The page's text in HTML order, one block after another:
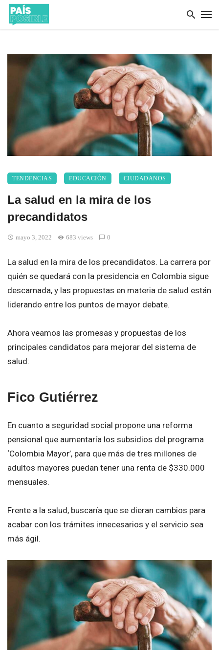
TENDENCIAS EDUCACIÓN CIUDADANOS
La salud en la mira de los
precandidatos
mayo 3, 2022 683 views 0
La salud en la mira de los precandidatos. La carrera por
quién se quedará con la presidencia en Colombia sigue
descarnada, y las propuestas en materia de salud están
liderando entre los puntos de mayor debate.
Ahora veamos las promesas y propuestas de los
principales candidatos para mejorar del sistema de
salud:
Fico Gutiérrez
En cuanto a seguridad social propone una reforma
pensional que aumentaría los subsidios del programa
‘Colombia Mayor’, para que más de tres millones de
adultos mayores puedan tener una renta de $330.000
mensuales.
Frente a la salud, buscaría que se dieran cambios para
acabar con los trámites innecesarios y el servicio sea
más ágil.